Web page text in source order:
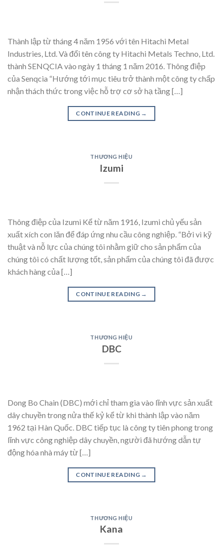
Thành lập từ tháng 4 năm 1956 với tên Hitachi Metal
Industries, Ltd. Và đổi tên công ty Hitachi Metals Techno, Ltd.
thành SENQCIA vào ngày 1 tháng 1 năm 2016. Thông điệp
của Senqcia “Hướng tới mục tiêu trở thành một công ty chấp
nhận thách thức trong việc hỗ trợ cơ sở hạ tầng […]
CONTINUE READING →
THƯƠNG HIỆU
Izumi
Thông điệp của Izumi Kể từ năm 1916, Izumi chủ yếu sản
xuất xích con lăn để đáp ứng nhu cầu công nghiệp. “Bởi vì kỹ
thuật và nỗ lực của chúng tôi nhằm giữ cho sản phẩm của
chúng tôi có chất lượng tốt, sản phẩm của chúng tôi đã được
khách hàng của […]
CONTINUE READING →
THƯƠNG HIỆU
DBC
Dong Bo Chain (DBC) mới chỉ tham gia vào lĩnh vực sản xuất
dây chuyền trong nửa thế kỷ kể từ khi thành lập vào năm
1962 tại Hàn Quốc. DBC tiếp tục là công ty tiên phong trong
lĩnh vực công nghiệp dây chuyền, người đã hướng dẫn tự
động hóa nhà máy từ […]
CONTINUE READING →
THƯƠNG HIỆU
Kana